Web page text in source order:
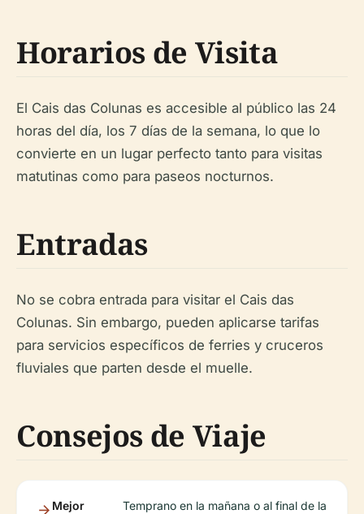
Horarios de Visita
El Cais das Colunas es accesible al público las 24
horas del día, los 7 días de la semana, lo que lo
convierte en un lugar perfecto tanto para visitas
matutinas como para paseos nocturnos.
Entradas
No se cobra entrada para visitar el Cais das
Colunas. Sin embargo, pueden aplicarse tarifas
para servicios específicos de ferries y cruceros
fluviales que parten desde el muelle.
Consejos de Viaje
Mejor
Temprano en la mañana o al final de la